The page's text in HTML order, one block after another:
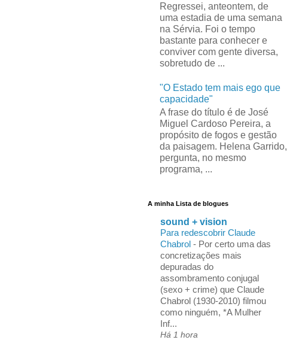
Regressei, anteontem, de
uma estadia de uma semana
na Sérvia. Foi o tempo
bastante para conhecer e
conviver com gente diversa,
sobretudo de ...
"O Estado tem mais ego que
capacidade"
A frase do título é de José
Miguel Cardoso Pereira, a
propósito de fogos e gestão
da paisagem. Helena Garrido,
pergunta, no mesmo
programa, ...
A minha Lista de blogues
sound + vision
Para redescobrir Claude
Chabrol - Por certo uma das
concretizações mais
depuradas do
assombramento conjugal
(sexo + crime) que Claude
Chabrol (1930-2010) filmou
como ninguém, *A Mulher
Inf...
Há 1 hora